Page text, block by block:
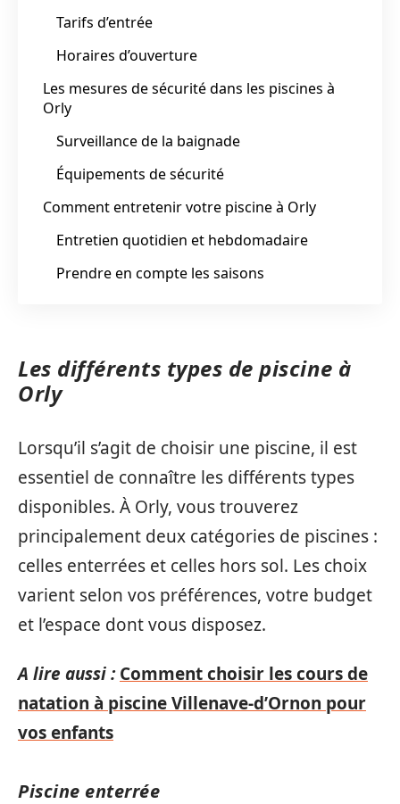
Tarifs d’entrée
Horaires d’ouverture
Les mesures de sécurité dans les piscines à
Orly
Surveillance de la baignade
Équipements de sécurité
Comment entretenir votre piscine à Orly
Entretien quotidien et hebdomadaire
Prendre en compte les saisons
Les différents types de piscine à
Orly
Lorsqu’il s’agit de choisir une piscine, il est
essentiel de connaître les différents types
disponibles. À Orly, vous trouverez
principalement deux catégories de piscines :
celles enterrées et celles hors sol. Les choix
varient selon vos préférences, votre budget
et l’espace dont vous disposez.
A lire aussi : Comment choisir les cours de
natation à piscine Villenave-d’Ornon pour
vos enfants
Piscine enterrée